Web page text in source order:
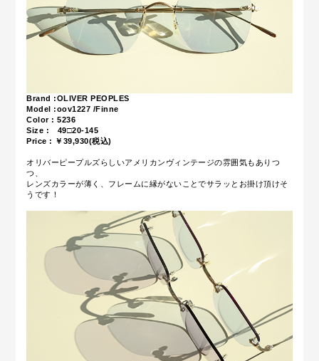
Brand :OLIVER PEOPLES
Model :oov1227 /Finne
Color : 5236
Size : 49□20-145
Price : ￥39,930(税込)
オリバーピープルズらしいアメリカンヴィンテージの雰囲気もありつ
つ、
レンズカラーが薄く、フレームに縁がないことでサラッとお掛け頂けそ
うです！